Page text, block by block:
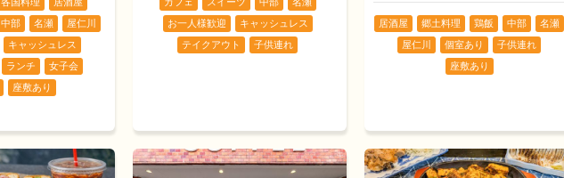
中部 名瀬
屋仁川
キャッシュレス
ランチ
女子会
座敷あり
お一人様歓迎
キャッシュレス
テイクアウト
子供連れ
居酒屋 郷土料理 鶏飯 中部
名瀬
屋仁川
個室あり
子供連れ
座敷あり